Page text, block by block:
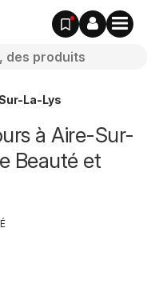
La-Lys
à Aire-Sur-
Beauté et